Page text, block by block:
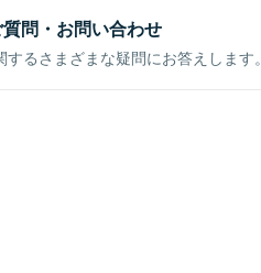
問・お問い合わせ
るさまざまな疑問にお答えします。